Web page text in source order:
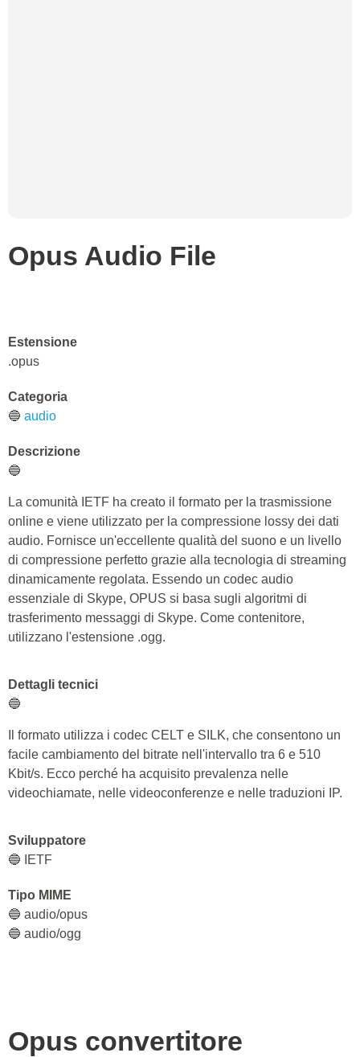
Opus Audio File
Estensione
.opus
Categoria
🔵 audio
Descrizione
🔵
La comunità IETF ha creato il formato per la trasmissione
online e viene utilizzato per la compressione lossy dei dati
audio. Fornisce un'eccellente qualità del suono e un livello
di compressione perfetto grazie alla tecnologia di streaming
dinamicamente regolata. Essendo un codec audio
essenziale di Skype, OPUS si basa sugli algoritmi di
trasferimento messaggi di Skype. Come contenitore,
utilizzano l'estensione .ogg.
Dettagli tecnici
🔵
Il formato utilizza i codec CELT e SILK, che consentono un
facile cambiamento del bitrate nell'intervallo tra 6 e 510
Kbit/s. Ecco perché ha acquisito prevalenza nelle
videochiamate, nelle videoconferenze e nelle traduzioni IP.
Sviluppatore
🔵 IETF
Tipo MIME
🔵 audio/opus
🔵 audio/ogg
Opus convertitore